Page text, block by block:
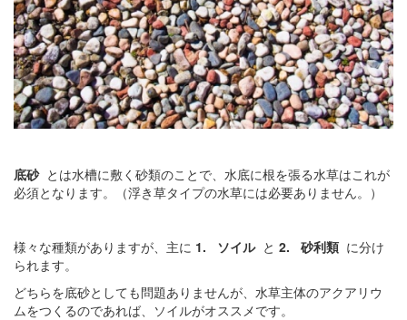
底砂 とは水槽に敷く砂類のことで、水底に根を張る水草はこれが
必須となります。（浮き草タイプの水草には必要ありません。）
様々な種類がありますが、主に 1. ソイル と 2. 砂利類 に分け
られます。
どちらを底砂としても問題ありませんが、水草主体のアクアリウ
ムをつくるのであれば、ソイルがオススメです。